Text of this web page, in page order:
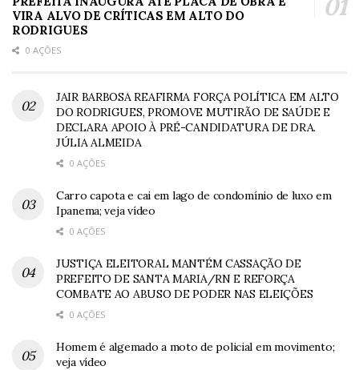
VIRA ALVO DE CRÍTICAS EM ALTO DO
RODRIGUES
0 AÇÕES
JAIR BARBOSA REAFIRMA FORÇA POLÍTICA EM ALTO
DO RODRIGUES, PROMOVE MUTIRÃO DE SAÚDE E
DECLARA APOIO À PRÉ-CANDIDATURA DE DRA.
JÚLIA ALMEIDA
0 AÇÕES
Carro capota e cai em lago de condomínio de luxo em
Ipanema; veja vídeo
0 AÇÕES
JUSTIÇA ELEITORAL MANTÉM CASSAÇÃO DE
PREFEITO DE SANTA MARIA/RN E REFORÇA
COMBATE AO ABUSO DE PODER NAS ELEIÇÕES
0 AÇÕES
Homem é algemado a moto de policial em movimento;
veja vídeo